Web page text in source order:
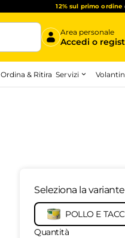
12% sul primo ordine
Area personale
Accedi o
Ordina & Ritira Servizi
top
Seleziona la variante
POLLO E
Quantità